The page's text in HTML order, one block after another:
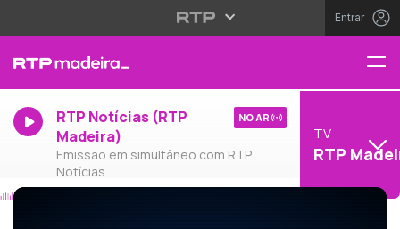
Entrar
RTP Notícias (RTP
Madeira)
Emissão em simultâneo com RTP
Notícias
NO AR
TV
RTP